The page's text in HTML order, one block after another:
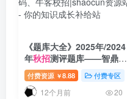
《题库大全》2025年/2024
年秋招测评题库——智鼎、
赛码、牛客校招
付费资源 ￥8.88 付费专区
12个月前 20